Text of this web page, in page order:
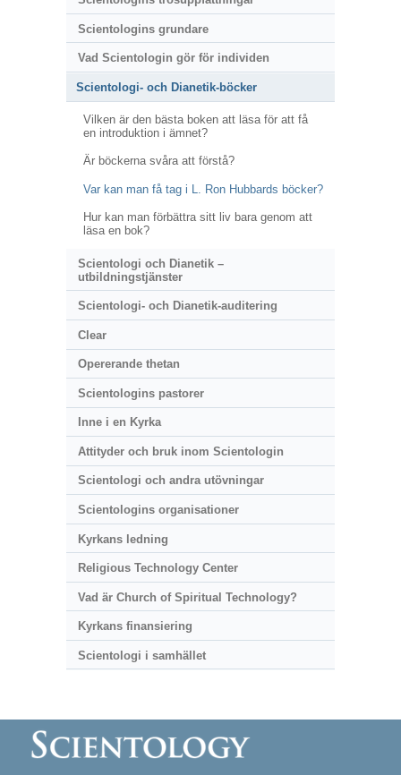
Scientologins grundare
Vad Scientologin gör för individen
Scientologi- och Dianetik-böcker
Vilken är den bästa boken att läsa för att få
en introduktion i ämnet?
Är böckerna svåra att förstå?
Var kan man få tag i L. Ron Hubbards böcker?
Hur kan man förbättra sitt liv bara genom att
läsa en bok?
Scientologi och Dianetik –
utbildningstjänster
Scientologi- och Dianetik-auditering
Clear
Opererande thetan
Scientologins pastorer
Inne i en Kyrka
Attityder och bruk inom Scientologin
Scientologi och andra utövningar
Scientologins organisationer
Kyrkans ledning
Religious Technology Center
Vad är Church of Spiritual Technology?
Kyrkans finansiering
Scientologi i samhället